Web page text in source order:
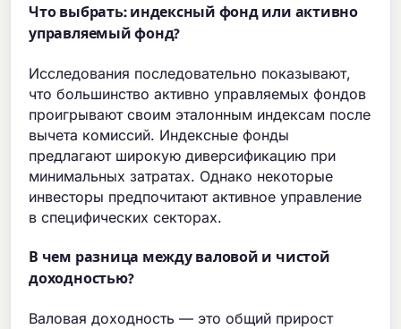
Что выбрать: индексный фонд или активно
управляемый фонд?
Исследования последовательно показывают,
что большинство активно управляемых фондов
проигрывают своим эталонным индексам после
вычета комиссий. Индексные фонды
предлагают широкую диверсификацию при
минимальных затратах. Однако некоторые
инвесторы предпочитают активное управление
в специфических секторах.
В чем разница между валовой и чистой
доходностью?
Валовая доходность — это общий прирост